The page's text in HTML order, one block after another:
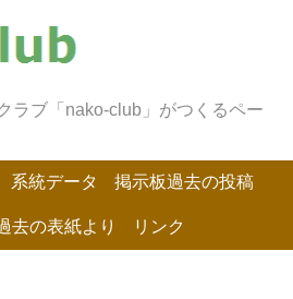
ラブ「nako-club」がつくるペー
系統データ 掲示板過去の投稿
去の表紙より リンク